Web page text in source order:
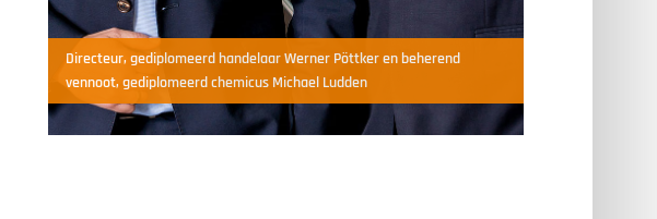
Directeur, gediplomeerd handelaar Werner Pöttker en beherend
vennoot, gediplomeerd chemicus Michael Ludden